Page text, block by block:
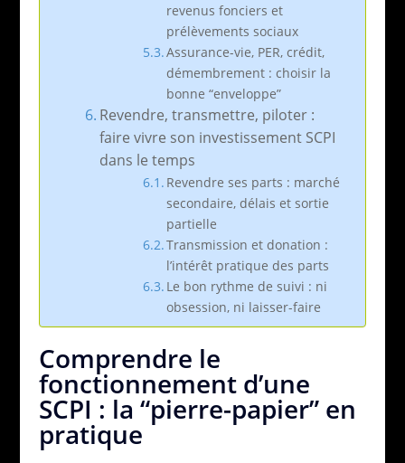
revenus fonciers et
prélèvements sociaux
Assurance-vie, PER, crédit,
démembrement : choisir la
bonne “enveloppe”
Revendre, transmettre, piloter :
faire vivre son investissement SCPI
dans le temps
Revendre ses parts : marché
secondaire, délais et sortie
partielle
Transmission et donation :
l’intérêt pratique des parts
Le bon rythme de suivi : ni
obsession, ni laisser-faire
Comprendre le
fonctionnement d’une
SCPI : la “pierre-papier” en
pratique